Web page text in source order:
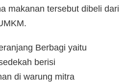
makanan tersebut dibeli dari
Berbagi yaitu
berisi
di warung mitra